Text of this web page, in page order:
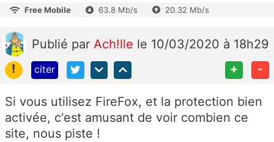
Free Mobile 63.8 Mb/s 20.32 Mb/s
Publié par Ach!lle le 10/03/2020 à 18h29
!
citer + -
Si vous utilisez FireFox, et la protection bien
activée, c'est amusant de voir combien ce
site, nous piste !